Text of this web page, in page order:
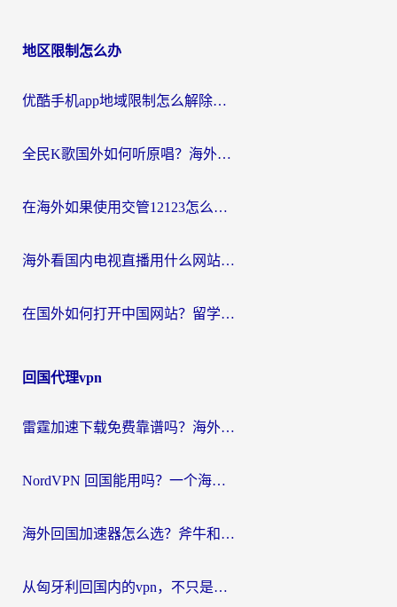
地区限制怎么办
优酷手机app地域限制怎么解除？海外党亲测有效的追剧方案
全民K歌国外如何听原唱？海外党亲测有效的回国加速器选择指南
在海外如果使用交管12123怎么处理？留学生亲测有效的回国加速方案
海外看国内电视直播用什么网站比较好？一篇解决你所有追剧难题的实用指南
在国外如何打开中国网站？留学生与海外华人的无缝访问指南
回国代理vpn
雷霆加速下载免费靠谱吗？海外党选回国加速器的避坑指南（附热门工具对比）
NordVPN 回国能用吗？一个海外用户必须面对的真实困境
海外回国加速器怎么选？斧牛和海龟哪个好？一篇帮你避开坑的实用指南
从匈牙利回国内的vpn，不只是为了刷剧那么简单